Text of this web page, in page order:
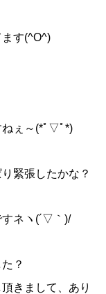
す(^O^)
ぇ～(*ﾟ▽ﾟ*)
緊張したかな？
ネヽ(´▽｀)/
？
きまして、あり